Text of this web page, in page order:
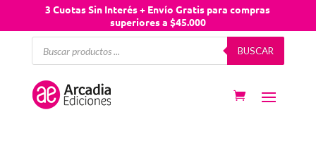
3 Cuotas Sin Interés + Envío Gratis para compras
superiores a $45.000
Búsqueda
productos
BUSCAR